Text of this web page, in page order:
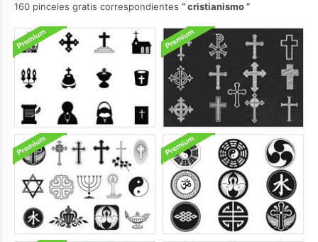
160 pinceles gratis correspondientes
cristianismo